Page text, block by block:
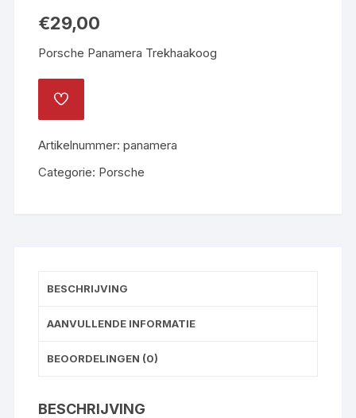
€29,00
Porsche Panamera Trekhaakoog
TOEVOEGEN
AAN
Artikelnummer:panamera
Categorie: Porsche
BESCHRIJVING
AANVULLENDE INFORMATIE
BEOORDELINGEN (0)
BESCHRIJVING